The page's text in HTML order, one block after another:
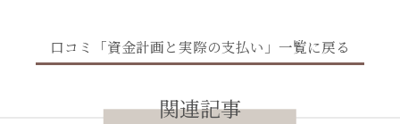
口コミ「資金計画と実際の支払い」一覧に戻る
関連記事